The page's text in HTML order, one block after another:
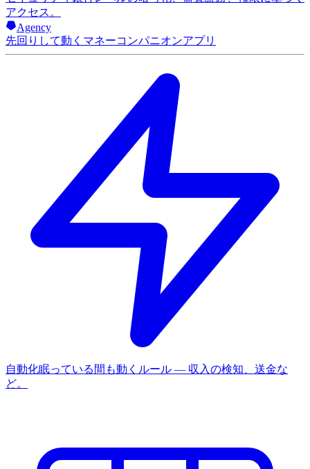
アクセス。
Agency
先回りして動くマネーコンパニオンアプリ
自動化眠っている間も動くルール — 収入の検知、送金な
ど。